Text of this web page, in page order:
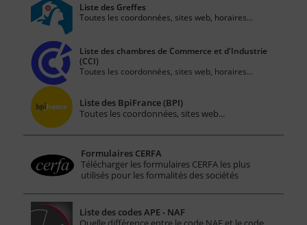
Liste des Greffes
Toutes les coordonnées, sites web, horaires...
Liste des chambres de Commerce et d'Industrie
(CCI)
Toutes les coordonnées, sites web, horaires...
Liste des BpiFrance (BPI)
Toutes les coordonnées, sites web...
Formulaires CERFA
Télécharger les formulaires CERFA les plus
utilisés pour les formalités des sociétés
Liste des codes APE - NAF